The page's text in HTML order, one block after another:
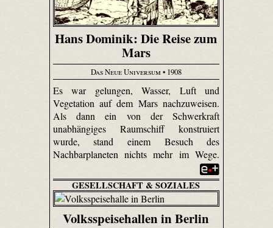
Hans Dominik: Die Reise zum
Mars
Das Neue Universum • 1908
Es war gelungen, Wasser, Luft und
Vegetation auf dem Mars nachzuweisen.
Als dann ein von der Schwerkraft
unabhängiges Raumschiff konstruiert
wurde, stand einem Besuch des
Nachbarplaneten nichts mehr im Wege.
GESELLSCHAFT & SOZIALES
Volksspeisehallen in Berlin